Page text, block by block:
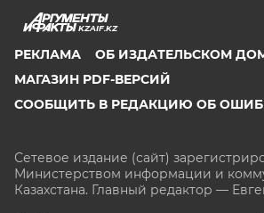
KZAIF.KZ
РЕКЛАМА
ОБ ИЗДАТЕЛЬСКОМ
МАГАЗИН PDF-ВЕРСИЙ
СООБЩИТЬ В РЕДАКЦИЮ ОБ
Сетевое издание (сайт)
Министерством информации и
Казахстана. Главный редактор —